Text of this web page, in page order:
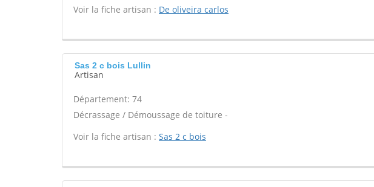
Voir la fiche artisan : De oliveira carlos
Sas 2 c bois Lullin
Artisan
Département: 74
Décrassage / Démoussage de toiture -
Voir la fiche artisan : Sas 2 c bois